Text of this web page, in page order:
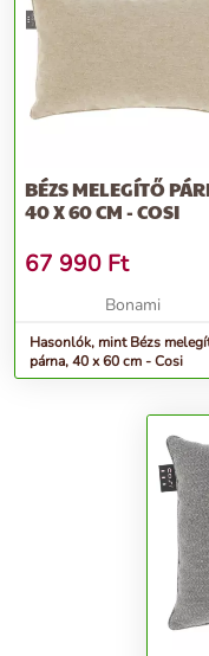
BÉZS MELEGÍTŐ
40 X 60 CM - COSI
67 990 Ft
Bonami
Hasonlók, mint Bézs
párna, 40 x 60 cm - Cosi